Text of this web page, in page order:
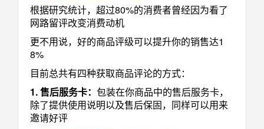
根据研究统计，超过80%的消费者曾经因为看了
网路留评改变消费动机
更不用说，好的商品评级可以提升你的销售达1
8%
目前总共有四种获取商品评论的方式：
1. 售后服务卡： 包装在你商品中的售后服务卡，
除了提供使用说明以及售后保固，同样可以用来
邀请好评